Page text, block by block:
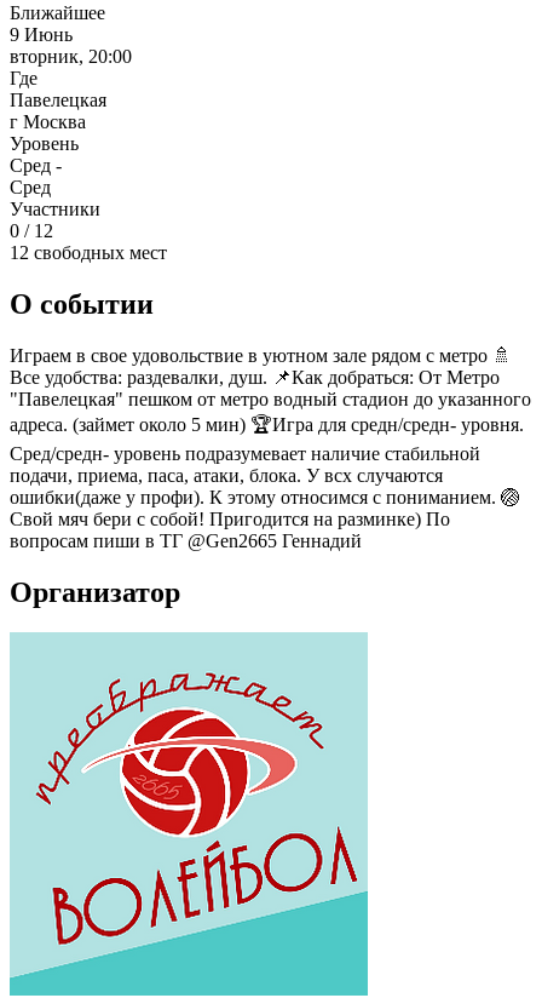
Ближайшее
9 Июнь
вторник, 20:00
Где
Павелецкая
г Москва
Уровень
Сред -
Сред
Участники
0 / 12
12 свободных мест
О событии
Играем в свое удовольствие в уютном зале рядом с метро 🚿
Все удобства: раздевалки, душ. 📌Как добраться: От Метро
"Павелецкая" пешком от метро водный стадион до указанного
адреса. (займет около 5 мин) 🏆Игра для средн/средн- уровня.
Сред/средн- уровень подразумевает наличие стабильной
подачи, приема, паса, атаки, блока. У всх случаются
ошибки(даже у профи). К этому относимся с пониманием. 🏐
Свой мяч бери с собой! Пригодится на разминке) По
вопросам пиши в ТГ @Gen2665 Геннадий
Организатор